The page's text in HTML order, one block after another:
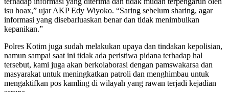
isu hoax,” ujar AKP Edy Wiyoko. “Saring sebelum sharing, agar
informasi yang disebarluaskan benar dan tidak menimbulkan
kepanikan.”
Polres Kotim juga sudah melakukan upaya dan tindakan kepolisian,
namun sampai saat ini tidak ada peristiwa pidana terhadap hal
tersebut, kami juga akan berkolaborasi dengan pamswakarsa dan
masyarakat untuk meningkatkan patroli dan menghimbau untuk
mengaktifkan pos kamling di wilayah yang rawan terjadi kejadian